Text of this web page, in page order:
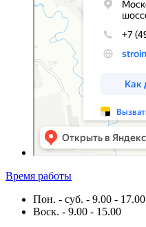
Время работы
Пон. - суб. - 9.00 - 17.00
Воск. - 9.00 - 15.00